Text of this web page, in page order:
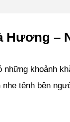
Hương –
những khoảnh
tênh bên